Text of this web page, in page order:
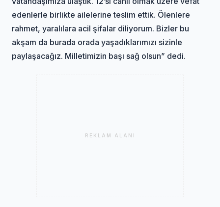
edenlerle birlikte ailelerine teslim ettik. Ölenlere
rahmet, yaralılara acil şifalar diliyorum. Bizler bu
akşam da burada orada yaşadıklarımızı sizinle
paylaşacağız. Milletimizin başı sağ olsun” dedi.
REKLAM ALANI